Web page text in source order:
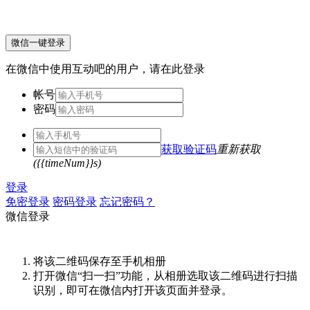
微信一键登录
在微信中使用互动吧的用户，请在此登录
帐号
密码
获取验证码重新获取
({{timeNum}}s)
登录
免密登录 密码登录 忘记密码？
微信登录
将该二维码保存至手机相册
打开微信“扫一扫”功能，从相册选取该二维码进行扫描
识别，即可在微信内打开该页面并登录。